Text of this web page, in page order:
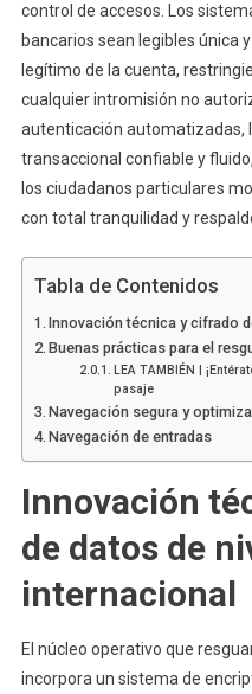
control de accesos. Los
bancarios sean legibles única
legítimo de la cuenta,
cualquier intromisión no
autenticación automatizadas,
transaccional confiable y
los ciudadanos particulares
con total tranquilidad y
Tabla de Contenidos
Innovación técnica y cifrado
Buenas prácticas para el
LEA TAMBIÉN |
pasaje
Navegación segura y
Navegación de entradas
Innovación
de datos de
internacional
El núcleo operativo que
incorpora un sistema de